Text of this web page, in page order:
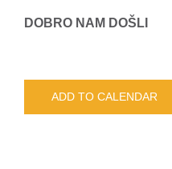
DOBRO NAM DOŠLI
ADD TO CALENDAR